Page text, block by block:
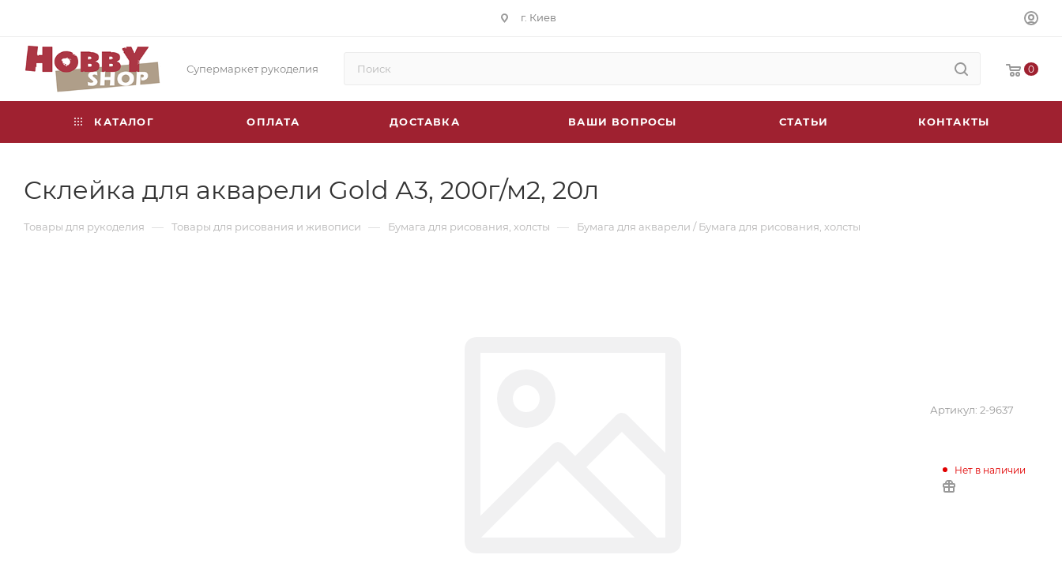
г. Киев
Супермаркет рукоделия 0
КАТАЛОГ ОПЛАТА ДОСТАВКА ВАШИ ВОПРОСЫ СТАТЬИ КОНТАКТЫ
Склейка для акварели Gold А3, 200г/м2, 20л
Товары для рукоделия — Товары для рисования и живописи — Бумага для рисования, холсты — Бумага для акварели / Бумага для рисования, холсты
Артикул: 2-9637
Нет в наличии